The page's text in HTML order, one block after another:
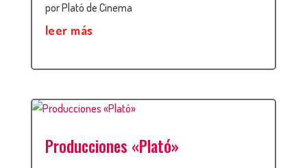
porPlató de Cinema
leer más
Producciones «Plató»